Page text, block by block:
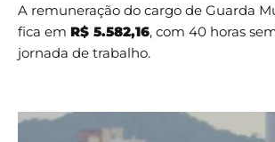
A remuneração do cargo de Guarda
fica em R$ 5.582,16, com 40 horas
jornada de trabalho.